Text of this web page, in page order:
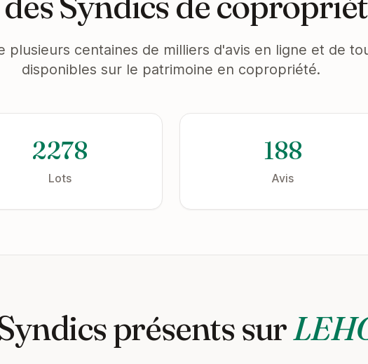
plusieurs centaines de milliers d'avis en ligne et de
disponibles sur le patrimoine en copropriété.
2278
Lots
188
Avis
présents sur